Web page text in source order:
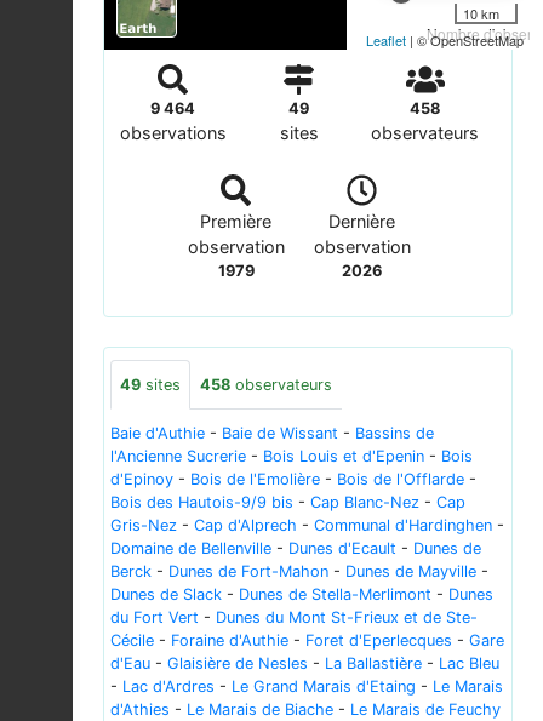
Nombre
10 km
Leaflet | © OpenStreetMap
9 464
observations
49
sites
458
observateurs
Première
observation
1979
Dernière
observation
2026
49 sites 458 observateurs
Baie d'Authie - Baie de Wissant - Bassins de
l'Ancienne Sucrerie - Bois Louis et d'Epenin - Bois
d'Epinoy - Bois de l'Emolière - Bois de l'Offlarde -
Bois des Hautois-9/9 bis - Cap Blanc-Nez - Cap
Gris-Nez - Cap d'Alprech - Communal d'Hardinghen -
Domaine de Bellenville - Dunes d'Ecault - Dunes de
Berck - Dunes de Fort-Mahon - Dunes de Mayville -
Dunes de Slack - Dunes de Stella-Merlimont - Dunes
du Fort Vert - Dunes du Mont St-Frieux et de Ste-
Cécile - Foraine d'Authie - Foret d'Eperlecques - Gare
d'Eau - Glaisière de Nesles - La Ballastière - Lac Bleu
- Lac d'Ardres - Le Grand Marais d'Etaing - Le Marais
d'Athies - Le Marais de Biache - Le Marais de Feuchy